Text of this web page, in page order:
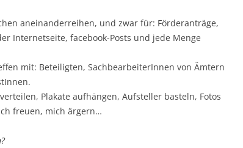
aneinanderreihen, und zwar für: Förderanträge,
Internetseite, facebook-Posts und jede Menge
mit: Beteiligten, SachbearbeiterInnen von Ämtern
Plakate aufhängen, Aufsteller basteln, Fotos
freuen, mich ärgern…